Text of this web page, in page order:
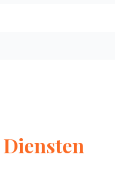
Diensten